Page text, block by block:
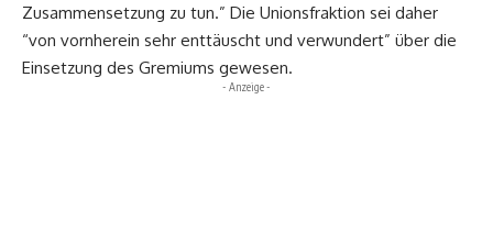
Zusammensetzung zu tun.” Die Unionsfraktion sei daher
“von vornherein sehr enttäuscht und verwundert” über die
Einsetzung des Gremiums gewesen.
- Anzeige -